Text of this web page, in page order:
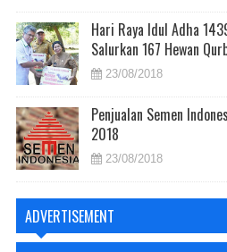
Hari Raya Idul Adha
Salurkan 167 Hewan
23/08/2018
Penjualan Semen
2018
23/08/2018
ADVERTISEMENT